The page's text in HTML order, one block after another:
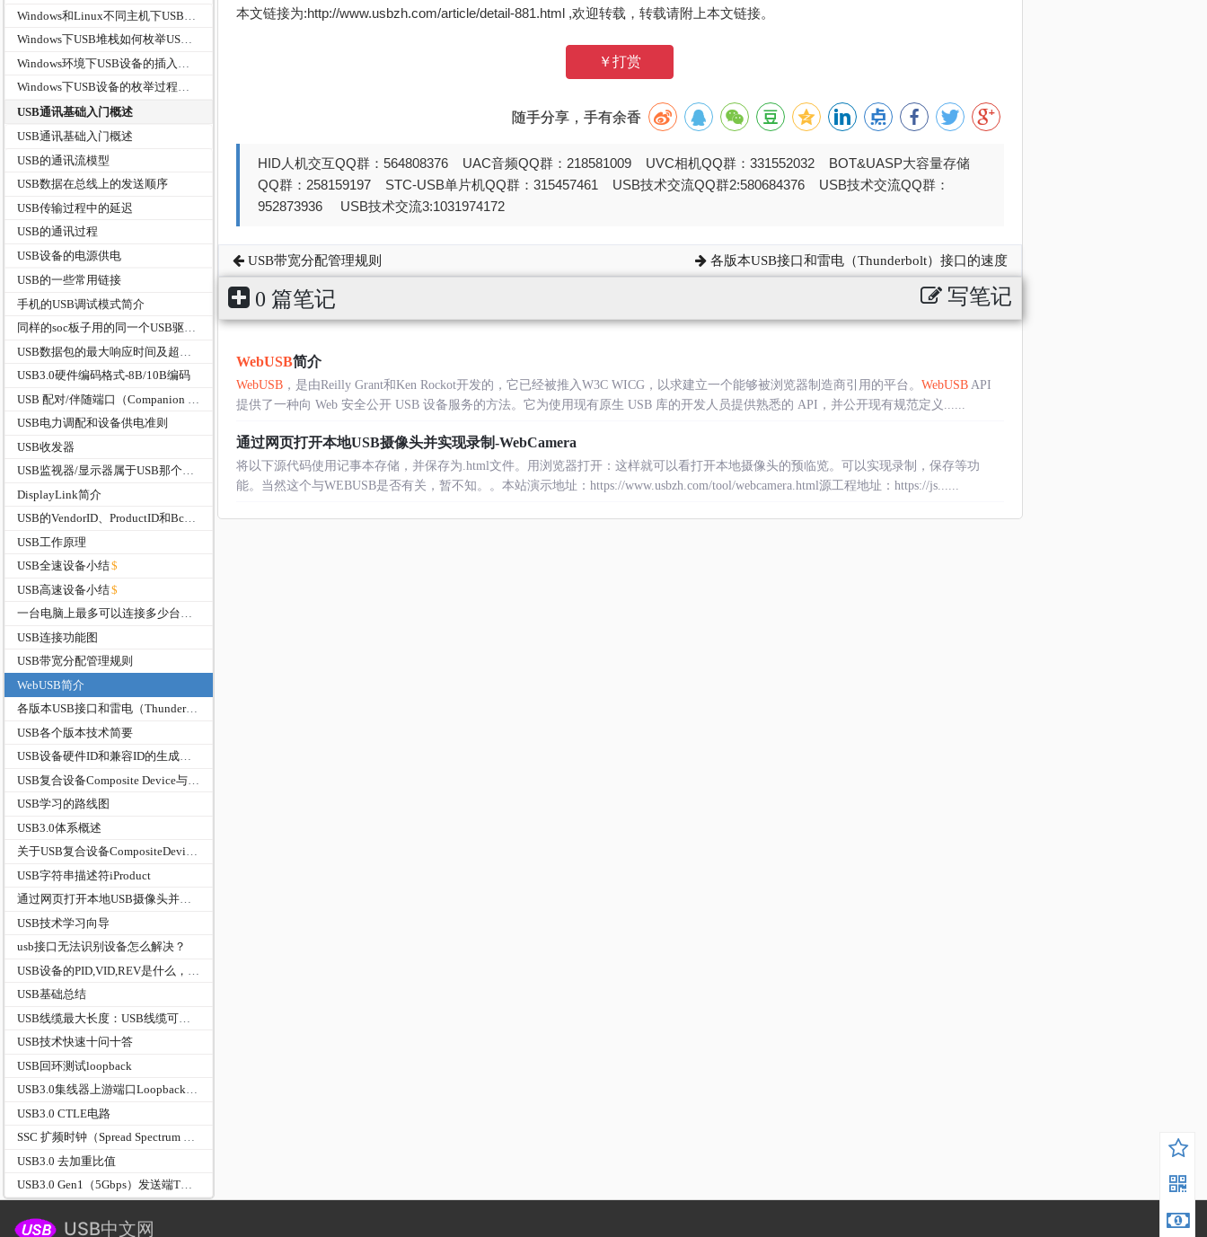
Windows下USB堆栈如何枚举USB设备
Windows下USB设备的枚举过程分析
USB通讯基础入门概述
USB通讯基础入门概述
USB的通讯流模型
USB数据在总线上的发送顺序
USB传输过程中的延迟
USB的通讯过程
USB设备的电源供电
USB的一些常用链接
手机的USB调试模式简介
同样的soc板子用的同一个USB驱动设备名称，厂商和产品ID都一样，使用什么方法来区别？
USB3.0硬件编码格式-8B/10B编码
USB电力调配和设备供电准则
USB收发器
USB监视器/显示器属于USB那个分支？
DisplayLink简介
USB的VendorID、ProductID和BcdDevice有什么作用
USB工作原理
USB全速设备小结
USB高速设备小结
一台电脑上最多可以连接多少台USB设备？
USB连接功能图
USB带宽分配管理规则
WebUSB简介
各版本USB接口和雷电（Thunderbolt）接口的速度
USB各个版本技术简要
USB设备硬件ID和兼容ID的生成规则介绍
USB学习的路线图
USB3.0体系概述
关于USB复合设备CompositeDevice的交待
USB字符串描述符iProduct
通过网页打开本地USB摄像头并实现录制-WebCamera
USB技术学习向导
usb接口无法识别设备怎么解决？
USB基础总结
USB技术快速十问十答
USB回环测试loopback
USB3.0集线器上游端口Loopback回环测试方案（USBIF一致性认证版）
USB3.0 CTLE电路
SSC 扩频时钟（Spread Spectrum Clocking）
USB3.0 去加重比值
USB3.0 Gen1（5Gbps）发送端TX全套电气参数对照表（USB‑IF官方规范，TP1测试点）
本文链接为:http://www.usbzh.com/article/detail-881.html ,欢迎转载，转载请附上本文链接。
￥打赏
随手分享，手有余香
HID人机交互QQ群：564808376 UAC音频QQ群：218581009 UVC相机QQ群：331552032 BOT&UASP大容量存储
QQ群：258159197 STC-USB单片机QQ群：315457461 USB技术交流QQ群2:580684376 USB技术交流QQ群：
952873936 USB技术交流3:1031974172
USB带宽分配管理规则 各版本USB接口和雷电（Thunderbolt）接口的速度
0 篇笔记 写笔记
WebUSB简介
WebUSB，是由Reilly Grant和Ken Rockot开发的，它已经被推入W3C WICG，以求建立一个能够被浏览器制造商引用的平台。 WebUSBAPI
提供了一种向 Web 安全公开 USB 设备服务的方法。它为使用现有原生 USB 库的开发人员提供熟悉的 API，并公开现有规范定义......
通过网页打开本地USB摄像头并实现录制-WebCamera
将以下源代码使用记事本存储，并保存为.html文件。用浏览器打开：这样就可以看打开本地摄像头的预临览。可以实现录制，保存等功
能。当然这个与WEBUSB是否有关，暂不知。。本站演示地址：https://www.usbzh.com/tool/webcamera.html源工程地址：https://js......
USB中文网